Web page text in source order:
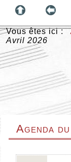
Vous êtes ici :
Avril 2026
Agenda du